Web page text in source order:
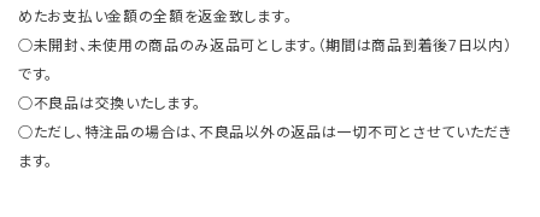
めたお支払い金額の全額を返金致します。
○未開封、未使用の商品のみ返品可とします。（期間は商品到着後7日以内）
です。
○不良品は交換いたします。
○ただし、特注品の場合は、不良品以外の返品は一切不可とさせていただき
ます。